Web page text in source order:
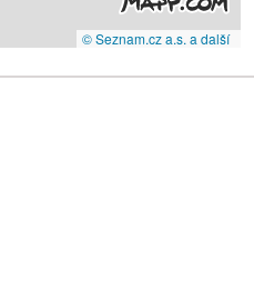
© Seznam.cz a.s. a další